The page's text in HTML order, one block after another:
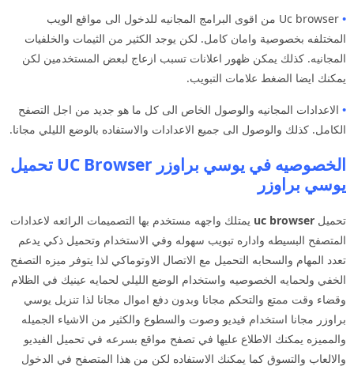
•
Uc browser من اقوى البرامج المجانيه للدخول الى مواقع الويب
المختلفه بخصوصية وامان كامل. لكن يوجد الكثير من الثيمات والخلفيات
المجانيه. كذلك يمكن ظهور اعلانات تسبب ازعاج لبعض المستخدمين لكن
يمكنك ايضا الضغط علامات التبويب.
• الاعدادات المجانيه والوصول الخاص الى كل ما هو جديد من اجل التصفح
الكامل. كذلك والوصول الى جميع الاعدادات والاستفاده بالوضع الليلي مجانا.
الخصوصيه في يوسي براوزر UC Browser تحميل
يوسي براوزر
تحميل
يمتلك واجهه مستخدم بها التصميمات الرائعه لاعدادات
المتصفح البسيطه واداره تبويب سهوله وفي الاستخدام وتحميل ذكي يدعم
تعدد المهام والسحابه التحميل مع الاتصال الاوتوماكي لذا يتوفر ميزه التصفح
الخفي ولحمايه الخصوصيه واستخدام الوضع الليلي لحمايه عينيك في الظلام
وقضاء وقت ممتع والتحكم مجانا وبدون دفع اموال مجانا لذا تنزيل يوسي
براوزر مجانا استخدام فيديو وصوت والسطوع والكثير من الاشياء الجميله
والمميزه يمكنك الاطلاع عليها في تصفح مواقع بسرعه في تحميل الفيديو
والالعاب والتسوق كما يمكنك الاستفاده لكن من هذا المتصفح في الدخول